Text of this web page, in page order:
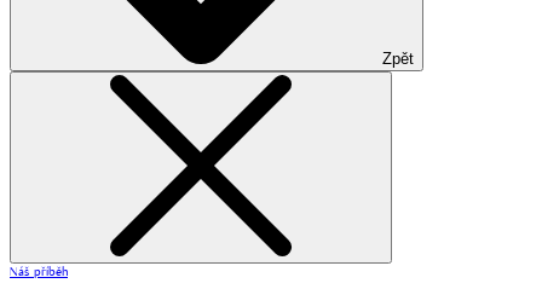
Zpět
Náš příběh